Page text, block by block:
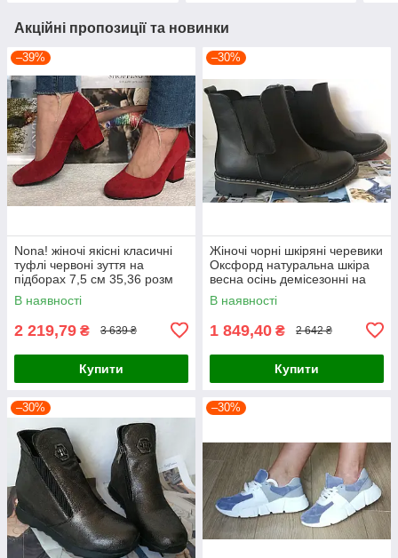
Акційні пропозиції та новинки
–39%
Nona! жіночі якісні класичні
туфлі червоні зуття на
підборах 7,5 см 35,36 розм
В наявності
2 219,79 ₴ 3 639 ₴
Купити
–30%
Жіночі чорні шкіряні черевики
Оксфорд натуральна шкіра
весна осінь демісезонні на
низькому ходу 38 розм
В наявності
1 849,40 ₴ 2 642 ₴
Купити
–30% –30%